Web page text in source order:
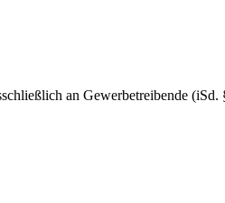
an Gewerbetreibende (iSd.